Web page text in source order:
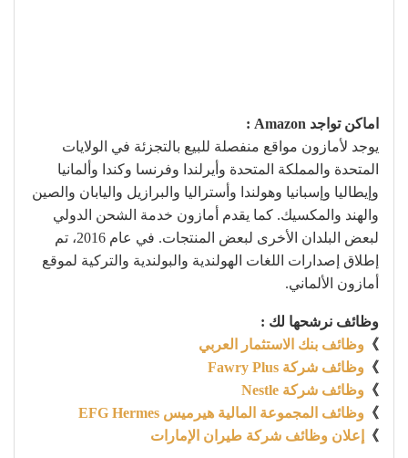
اماكن تواجد Amazon :
يوجد لأمازون مواقع منفصلة للبيع بالتجزئة في الولايات
المتحدة والمملكة المتحدة وأيرلندا وفرنسا وكندا وألمانيا
وإيطاليا وإسبانيا وهولندا وأستراليا والبرازيل واليابان والصين
والهند والمكسيك. كما يقدم أمازون خدمة الشحن الدولي
لبعض البلدان الأخرى لبعض المنتجات. في عام 2016، تم
إطلاق إصدارات اللغات الهولندية والبولندية والتركية لموقع
أمازون الألماني.
وظائف نرشحها لك :
》 وظائف بنك الاستثمار العربي
》 وظائف شركة Fawry Plus
》 وظائف شركة Nestle
》 وظائف المجموعة المالية هيرميس EFG Hermes
》
إعلان وظائف شركة طيران الإمارات